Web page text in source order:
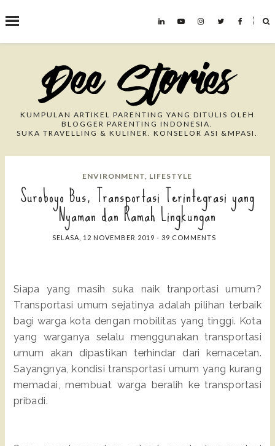
˟
Search This Blog
KUMPULAN ARTIKEL PARENTING YANG DITULIS OLEH
BLOGGER PARENTING INDONESIA.
SUKA TRAVELLING & KULINER. KONSELOR ASI &MPASI.
ENVIRONMENT, LIFESTYLE
Suroboyo Bus, Transportasi Terintegrasi yang
Nyaman dan Ramah Lingkungan
SELASA, 12 NOVEMBER 2019 - 39 COMMENTS
Siapa yang masih suka naik tranportasi umum?
Transportasi umum sejatinya adalah pilihan terbaik
bagi warga kota dengan mobilitas yang tinggi. Kota
yang warganya selalu menggunakan transportasi
umum akan dipastikan terhindar dari kemacetan.
Sayangnya, kondisi transportasi umum yang kurang
memadai, membuat warga beralih ke transportasi
pribadi.